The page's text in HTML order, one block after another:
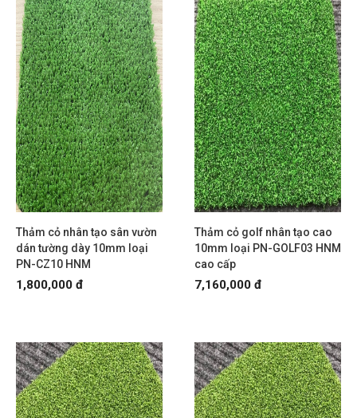
Thảm cỏ nhân tạo sân vườn
dán tường dày 10mm loại
PN-CZ10 HNM
1,800,000 đ
Thảm cỏ golf nhân tạo cao
10mm loại PN-GOLF03 HNM
cao cấp
7,160,000 đ